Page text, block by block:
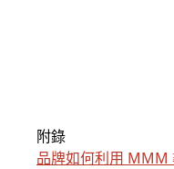
附錄
品牌如何利用 MMM